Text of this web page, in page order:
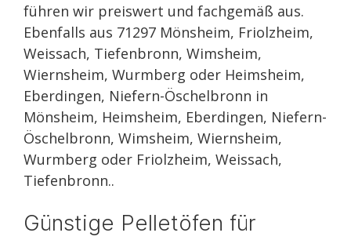
führen wir preiswert und fachgemäß aus.
Ebenfalls aus 71297 Mönsheim, Friolzheim,
Weissach, Tiefenbronn, Wimsheim,
Wiernsheim, Wurmberg oder Heimsheim,
Eberdingen, Niefern-Öschelbronn in
Mönsheim, Heimsheim, Eberdingen, Niefern-
Öschelbronn, Wimsheim, Wiernsheim,
Wurmberg oder Friolzheim, Weissach,
Tiefenbronn..
Günstige Pelletöfen für